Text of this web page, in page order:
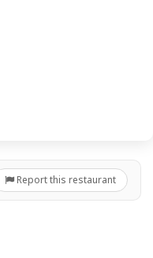
Report this restaurant